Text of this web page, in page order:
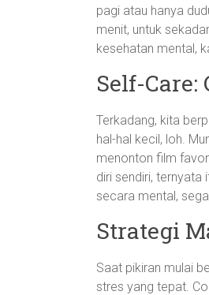
pagi atau hanya
menit, untuk
kesehatan mental,
Self-
Terkadang, kita
hal-hal kecil, loh.
menonton film
diri sendiri, ternyata
secara mental,
Strategi
Saat pikiran mulai
stres yang tepat.